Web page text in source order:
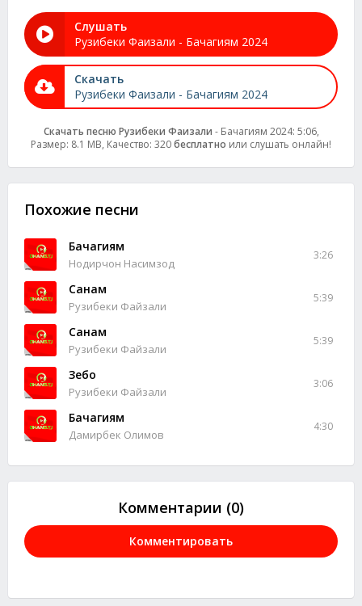
Слушать
Рузибеки Фаизали - Бачагиям 2024
Скачать
Рузибеки Фаизали - Бачагиям 2024
Скачать песню Рузибеки Фаизали - Бачагиям 2024: 5:06,
Размер: 8.1 MB, Качество: 320бесплатно или слушать онлайн!
Похожие песни
Бачагиям
Нодирчон Насимзод
3:26
Санам
Рузибеки Файзали
5:39
Санам
Рузибеки Файзали
5:39
Зебо
Рузибеки Файзали
3:06
Бачагиям
Дамирбек Олимов
4:30
Комментарии (0)
Комментировать